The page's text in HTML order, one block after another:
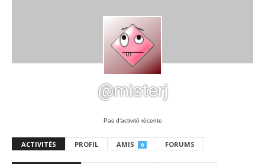
@misterj
Pas d’activité récente
ACTIVITÉS PROFIL AMIS 0 FORUMS